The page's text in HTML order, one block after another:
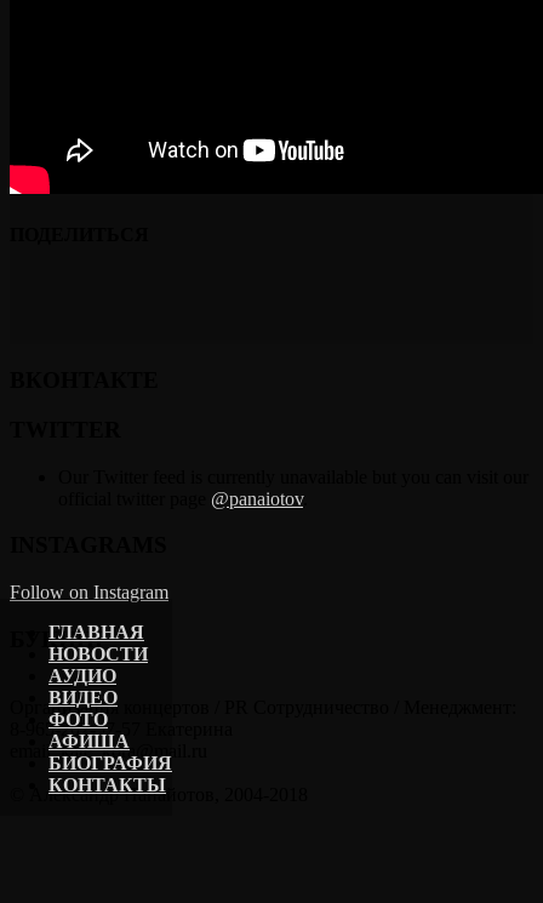
ГЛАВНАЯ
НОВОСТИ
АУДИО
ВИДЕО
ФОТО
АФИША
БИОГРАФИЯ
КОНТАКТЫ
@panaiotov.
Follow on Instagram
БУКИНГ
Организация концертов / PR Сотрудничество / Менеджмент:
8-965-202-57-57 Екатерина
email: kate_kora@mail.ru
© Александр Панайотов, 2004-2018